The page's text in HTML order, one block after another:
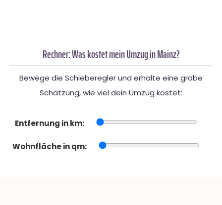
Rechner: Was kostet mein Umzug in Mainz?
Bewege die Schieberegler und erhalte eine grobe
Schätzung, wie viel dein Umzug kostet:
Entfernung in km:
Wohnfläche in qm: